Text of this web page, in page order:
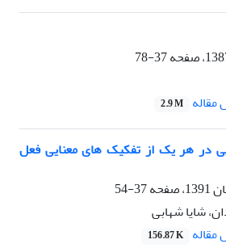
37-78
مقاله 2.9 M
در هر یک از تفکیک های معنایی فعل
37-54
شایا شهابی
مقاله 156.87 K